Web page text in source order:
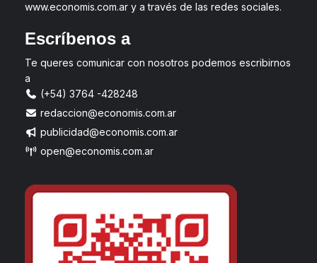
www.economis.com.ar y a través de las redes sociales.
Escríbenos a
Te queres comunicar con nosotros podemos escribirnos
a
(+54) 3764 -428248
redaccion@economis.com.ar
publicidad@economis.com.ar
open@economis.com.ar